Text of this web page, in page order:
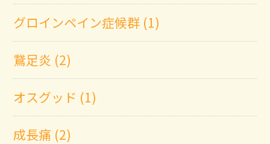
グロインペイン症候群 (1)
鵞足炎 (2)
オスグッド (1)
成長痛 (2)